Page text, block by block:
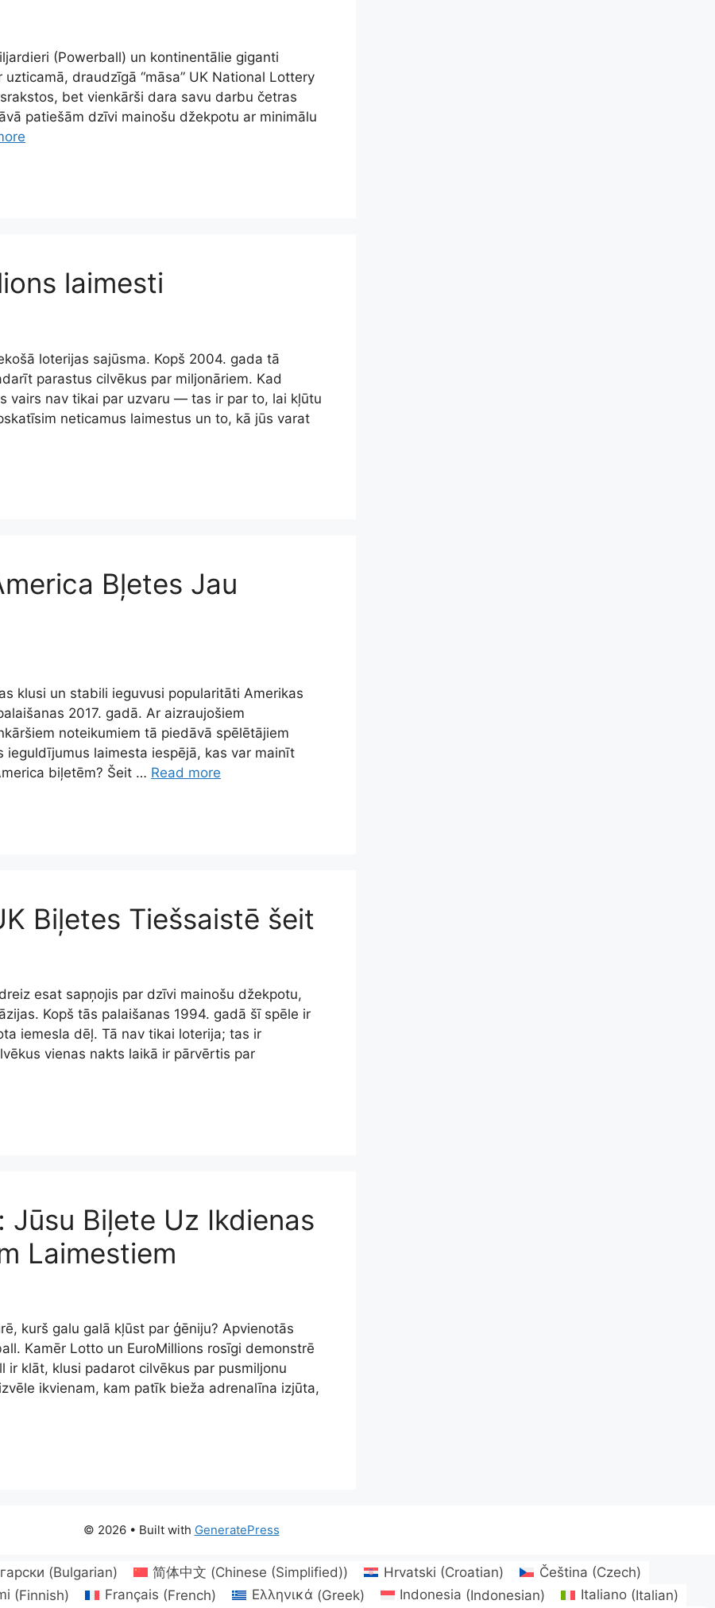
(Powerball) un kontinentālie giganti
draudzīgā “māsa” UK National Lottery
bet vienkārši dara savu darbu četras
patiešām dzīvi mainošu džekpotu ar minimālu
laimesti
loterijas sajūsma. Kopš 2004. gada tā
parastus cilvēkus par miljonāriem. Kad
vairs nav tikai par uzvaru — tas ir par to, lai kļūtu
neticamus laimestus un to, kā jūs varat
Bļetes Jau
klusi un stabili ieguvusi popularitāti Amerikas
2017. gadā. Ar aizraujošiem
noteikumiem tā piedāvā spēlētājiem
laimesta iespējā, kas var mainīt
biļetēm? Šeit … Read more
Biļetes Tiešsaistē šeit
esat sapņojis par dzīvi mainošu džekpotu,
Kopš tās palaišanas 1994. gadā šī spēle ir
iemesla dēļ. Tā nav tikai loterija; tas ir
vienas nakts laikā ir pārvērtis par
Biļete Uz Ikdienas
Laimestiem
kurš galu galā kļūst par ģēniju? Apvienotās
Kamēr Lotto un EuroMillions rosīgi demonstrē
klāt, klusi padarot cilvēkus par pusmiljonu
ikvienam, kam patīk bieža adrenalīna izjūta,
© 2026 • Built with GeneratePress
(Bulgarian) 简体中文 (Chinese (Simplified)) Hrvatski (Croatian) Čeština (Czech)
(Finnish) Français (French) Ελληνικά (Greek) Indonesia (Indonesian) Italiano (Italian)